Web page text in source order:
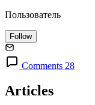
Пользователь
Follow
Comments 28
Articles